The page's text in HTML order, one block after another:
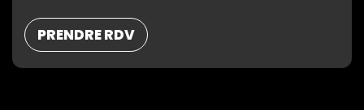
PRENDRE RDV